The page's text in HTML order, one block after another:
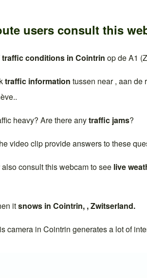
users consult this
traffic conditions in Cointrin op deA1
traffic information tussen near , aan de
..
heavy? Are there anytraffic jams?
video clip provide answers to these
also consult this webcam to see live
itsnows in Cointrin, ,Zwitserland.
camera in Cointrin generates a lot of